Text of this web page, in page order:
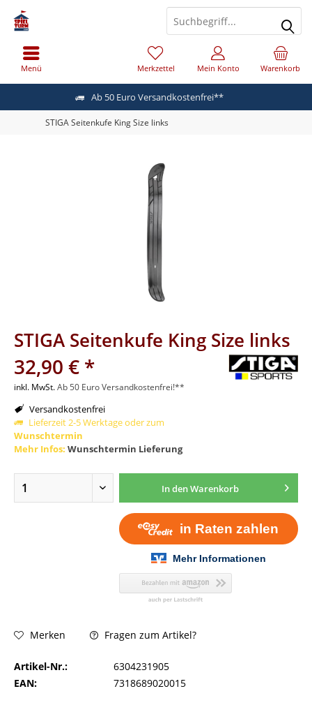
Ab 50 Euro Versandkostenfrei**
Menü Warenkorb
Merkzettel Mein Konto
STIGA Seitenkufe King Size links
STIGA Seitenkufe King Size links
32,90 € *
inkl. MwSt.Ab 50 Euro Versandkostenfrei!**
Versandkostenfrei
Lieferzeit 2-5 Werktage oder zum
Wunschtermin
Mehr Infos: Wunschtermin Lieferung
In denWarenkorb
Merken Fragen zum Artikel?
Artikel-Nr.:
6304231905
EAN:
7318689020015